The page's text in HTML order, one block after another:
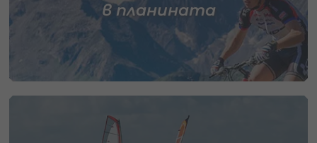
в планината